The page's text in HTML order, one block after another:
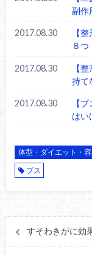
副作
2017.08.30
【
８つ
2017.08.30
【
持て
2017.08.30
【
はい
体型・ダイエット・
ブス
すそわきがに効